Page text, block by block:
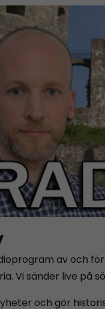
av och
Vi sänder live på
och gör